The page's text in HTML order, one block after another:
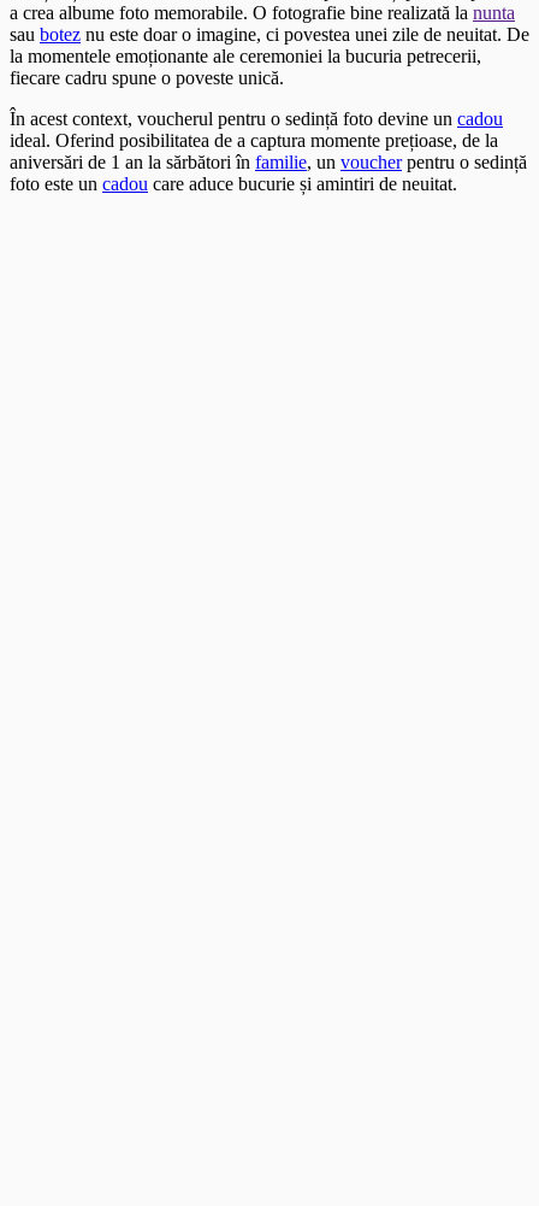
a crea albume foto memorabile. O fotografie bine realizată la nunta
sau botez nu este doar o imagine, ci povestea unei zile de neuitat. De
la momentele emoționante ale ceremoniei la bucuria petrecerii,
fiecare cadru spune o poveste unică.
În acest context, voucherul pentru o sedință foto devine un cadou
ideal. Oferind posibilitatea de a captura momente prețioase, de la
aniversări de 1 an la sărbători în familie, un voucherpentru o sedință
foto este un cadou care aduce bucurie și amintiri de neuitat.